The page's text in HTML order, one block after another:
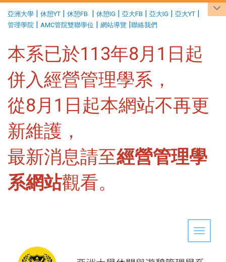
亞洲大學 | 休憩YT | 休憩FB | 休憩IG | 亞大FB | 亞大IG | 亞大YT |
管理學院 | AMC管院雙聯學位 | 網站導覽 |聯絡我們
本系已於113年8月1日起
併入經營管理學系，
從8月1日起本網站不再更
新維護，
最新消息請至經營管理學
系網站觀看。
Toggle